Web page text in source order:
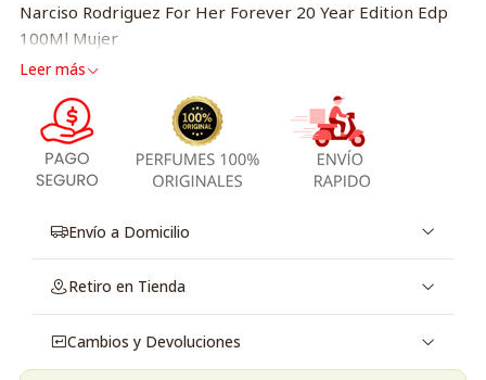
Narciso Rodriguez For Her Forever 20 Year Edition Edp
100Ml Mujer
Leer más
Envío a Domicilio
Retiro en Tienda
Cambios y Devoluciones